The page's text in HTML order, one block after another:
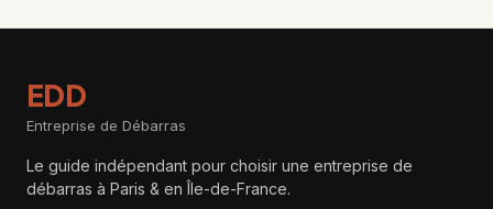
EDD
Entreprise de Débarras
Le guide indépendant pour choisir une entreprise de
débarras à Paris & en Île-de-France.